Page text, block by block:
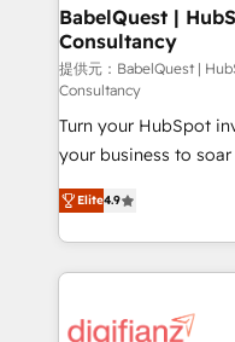
Boutique 'Elite' team
Hub, Marketing Hub,
CMS • ISO/IEC
42001:2023 certified -
GuardHub: our AI
ISO 42001 Ready for the next step? Click the 👈
'𝗖𝗼𝗻𝘁𝗮𝗰𝘁 𝗯𝘂𝘀𝗶𝗻𝗲𝘀𝘀'
𝘴𝘶𝘱𝘦𝘳 𝘳𝘦𝘴𝘱𝘰𝘯𝘴𝘪𝘷𝘦)
BabelQuest |
Consultancy
提供元：BabelQuest |
Consultancy
Turn your HubSpot
your business to soar 🚀 We’re a team of
HubSpot experts ready to
implement the
environments,
sure you can
for you and execute it on
Elite4.9